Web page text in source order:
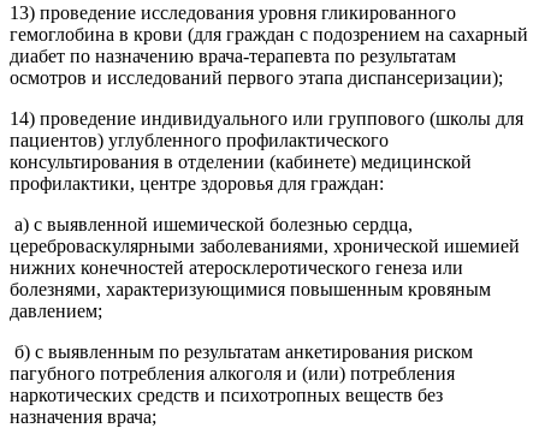
13) проведение исследования уровня гликированного
гемоглобина в крови (для граждан с подозрением на сахарный
диабет по назначению врача-терапевта по результатам
осмотров и исследований первого этапа диспансеризации);
14) проведение индивидуального или группового (школы для
пациентов) углубленного профилактического
консультирования в отделении (кабинете) медицинской
профилактики, центре здоровья для граждан:
а) с выявленной ишемической болезнью сердца,
цереброваскулярными заболеваниями, хронической ишемией
нижних конечностей атеросклеротического генеза или
болезнями, характеризующимися повышенным кровяным
давлением;
б) с выявленным по результатам анкетирования риском
пагубного потребления алкоголя и (или) потребления
наркотических средств и психотропных веществ без
назначения врача;